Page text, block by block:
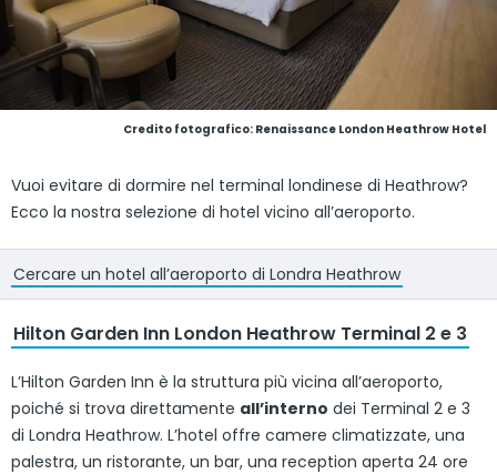
Credito fotografico: Renaissance London Heathrow Hotel
Vuoi evitare di dormire nel terminal londinese di Heathrow?
Ecco la nostra selezione di hotel vicino all’aeroporto.
Cercare un hotel all’aeroporto di Londra Heathrow
Hilton Garden Inn London Heathrow Terminal 2 e 3
L’Hilton Garden Inn è la struttura più vicina all’aeroporto,
poiché si trova direttamente all’interno dei Terminal 2 e 3
di Londra Heathrow. L’hotel offre camere climatizzate, una
palestra, un ristorante, un bar, una reception aperta 24 ore